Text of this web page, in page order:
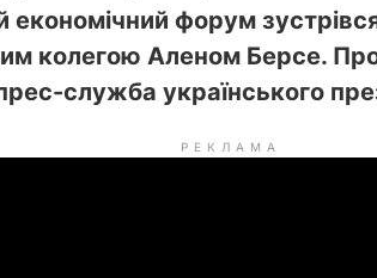
економічний форум
колегою Аленом Берсе. Про
служба українського
РЕКЛАМА